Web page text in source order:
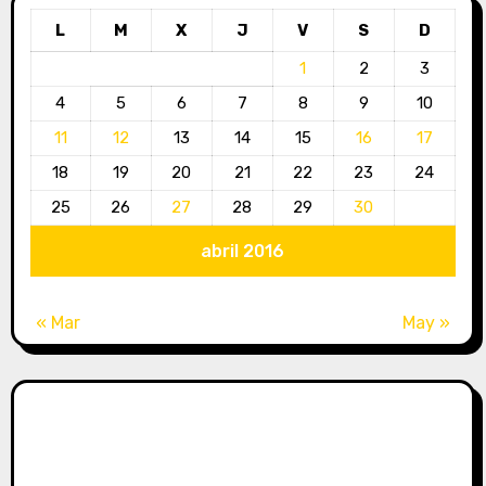
abril 2016
L M X J V S
D
1
2
3
4
5 6 7 8 9
10
11
12 13 14 15 16
17
18
19 20 21 22 23
24
25
26 27 28 29 30
« Mar May »